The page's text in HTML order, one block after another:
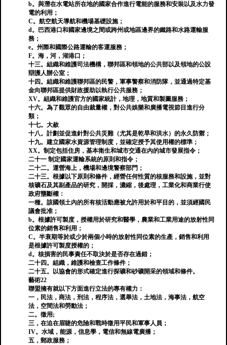
b。與潛在水電站所在地的國家合作進行電能的服務和安裝以及水力發
電的利用；
C。航空航天導航和機場基礎設施​​；
d。巴西港口和國家邊境之間或跨州或地區邊界的鐵路和水路運輸服
務；
e。州際和國際公路運輸的客運服務；
F。海，河，湖港口；
十三。組織和維護司法機構，聯邦區和領地的公共部以及領地的公設
辯護人辦公室；
十四。組織和維護聯邦區的民警，軍事警察和消防隊，並通過特定基
金向聯邦區提供財政援助以執行公共服務；
XV。組織和維護官方的國家統計，地理，地質和製圖服務；
十六。為了觀眾的自由裁量權，對公共娛樂和廣播電視節目進行分
類；
十七。大赦
十八。計劃並促進針對公共災難（尤其是乾旱和洪水）的永久防禦；
十九。建立國家水資源管理制度，並確定授予其使用權的標準；
XX。制定包括住房，基本衛生和城市交通在內的城市發展指令；
二十一 制定國家運輸系統的原則和指令；
二十二。運營海上，機場和邊境警察部門；
二十三。根據以下原則和條件，經營任何性質的核服務和設施，並對
核礦石及其副產品的研究，開採，濃縮，後處理，工業化和商業行使
政府壟斷權：
一種。該國領土內的所有核活動應被允許用於和平目的，並須經國民
議會批准；
b。根據許可製度，授權用於研究和醫學，農業和工業用途的放射性同
位素的銷售和利用；
C。半衰期等於或少於兩個小時的放射性同位素的生產，銷售和利用
是根據許可製度授權的；
d。核損害的民事責任不取決於是否存在過錯；
二十四。組織，維護和檢查工作條件；
二十五。以協會的形式確定進行探礦和砂礦開采的領域和條件。
藝術22
聯盟擁有就以下方面進行立法的專有權力：
一，民法，商法，刑法，程序法，選舉法，土地法，海事法，航空
法，空間法和勞動法；
二。徵用;
三，在迫在眉睫的危險和戰時徵用平民和軍事人員；
IV。水域，能源，信息學，電信和無線電廣播；
五，郵政服務；